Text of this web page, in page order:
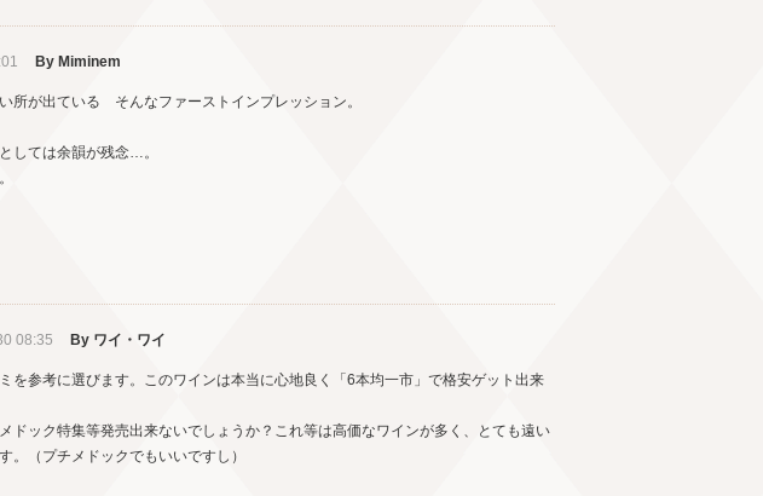
By Miminem
所が出ている そんなファーストインプレッション。
しては余韻が残念…。
08:35 By ワイ・ワイ
を参考に選びます。このワインは本当に心地良く「6本均一市」で格安ゲット出来
ドック特集等発売出来ないでしょうか？これ等は高価なワインが多く、とても遠い
。（プチメドックでもいいですし）